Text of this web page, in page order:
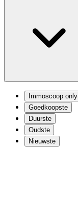
Immoscoop only
Goedkoopste
Duurste
Oudste
Nieuwste